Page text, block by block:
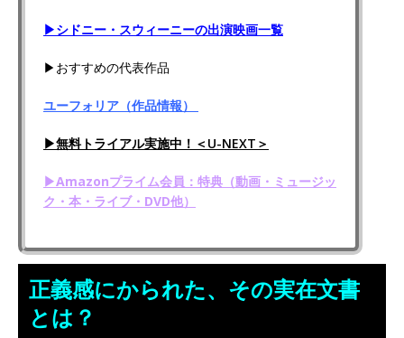
▶シドニー・スウィーニーの出演映画一覧
▶おすすめの代表作品
ユーフォリア（作品情報）
▶無料トライアル実施中！＜U-NEXT＞
▶Amazonプライム会員：特典（動画・ミュージッ
ク・本・ライブ・DVD他）
正義感にかられた、その実在文書
とは？